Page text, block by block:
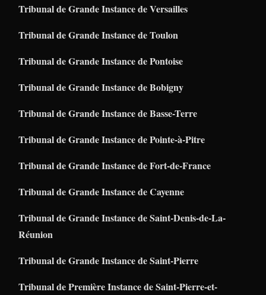
Tribunal de Grande Instance de Versailles
Tribunal de Grande Instance de Toulon
Tribunal de Grande Instance de Pontoise
Tribunal de Grande Instance de Bobigny
Tribunal de Grande Instance de Basse-Terre
Tribunal de Grande Instance de Pointe-à-Pitre
Tribunal de Grande Instance de Fort-de-France
Tribunal de Grande Instance de Cayenne
Tribunal de Grande Instance de Saint-Denis-de-La-
Réunion
Tribunal de Grande Instance de Saint-Pierre
Tribunal de Première Instance de Saint-Pierre-et-